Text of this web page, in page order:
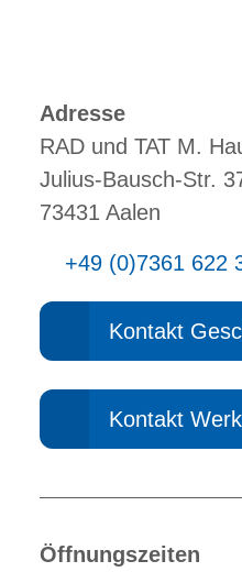
Adresse
RAD und TAT M.
Julius-Bausch-Str.
73431 Aalen
+49 (0)7361 622
Kontakt
Kontakt
Öffnungszeiten